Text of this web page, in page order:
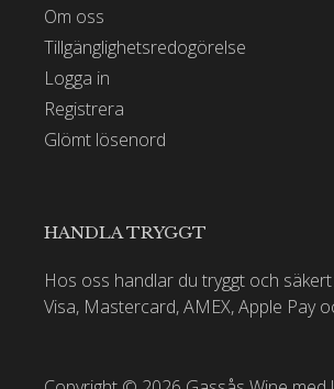
Om oss
Tillgänglighetsredogörelse
Logga in
Registrera
Glömt lösenord
HANDLA TRYGGT
Hos oss handlar du tryggt och
Visa, Mastercard, AMEX, Apple Pay